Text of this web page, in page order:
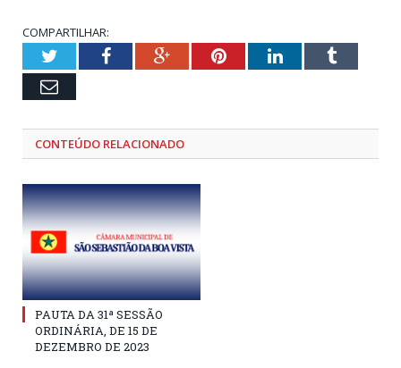
COMPARTILHAR:
TwitterFacebookGoogle+PinterestLinkedInTumblr
Email
CONTEÚDO RELACIONADO
PAUTA DA 31ª SESSÃO
ORDINÁRIA, DE 15 DE
DEZEMBRO DE 2023